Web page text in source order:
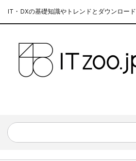
IT・DXの基礎知識やトレンドとダウンロード